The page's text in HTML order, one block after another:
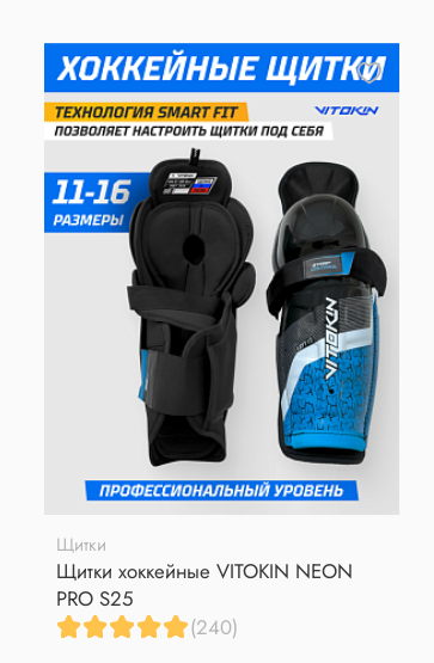
Щитки
Щитки хоккейные VITOKIN NEON
PRO S25
(240)